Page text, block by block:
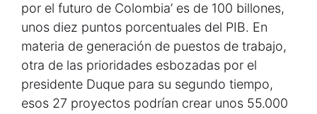
por el futuro de Colombia’ es de 100 billones,
unos diez puntos porcentuales del PIB. En
materia de generación de puestos de trabajo,
otra de las prioridades esbozadas por el
presidente Duque para su segundo tiempo,
esos 27 proyectos podrían crear unos 55.000